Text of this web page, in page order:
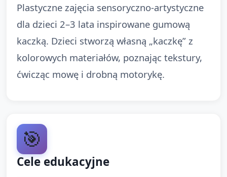
Plastyczne zajęcia sensoryczno-artystyczne
dla dzieci 2–3 lata inspirowane gumową
kaczką. Dzieci stworzą własną „kaczkę” z
kolorowych materiałów, poznając tekstury,
ćwicząc mowę i drobną motorykę.
🎯
Cele edukacyjne